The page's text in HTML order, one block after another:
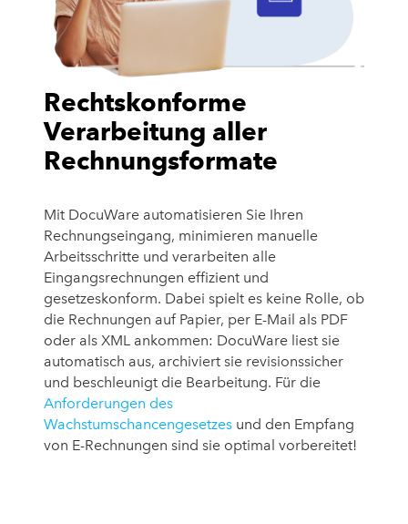
Rechtskonforme
Verarbeitung aller
Rechnungsformate
Mit DocuWare automatisieren Sie Ihren
Rechnungseingang, minimieren manuelle
Arbeitsschritte und verarbeiten alle
Eingangsrechnungen effizient und
gesetzeskonform. Dabei spielt es keine Rolle, ob
die Rechnungen auf Papier, per E-Mail als PDF
oder als XML ankommen: DocuWare liest sie
automatisch aus, archiviert sie revisionssicher
und beschleunigt die Bearbeitung. Für die
Anforderungen des
Wachstumschancengesetzes und den Empfang
von E-Rechnungen sind sie optimal vorbereitet!